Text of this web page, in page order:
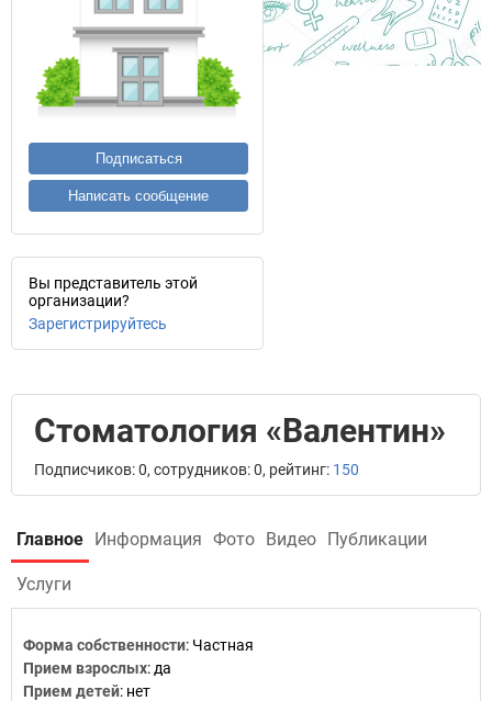
Подписаться
Написать сообщение
Вы представитель этой
организации?
Зарегистрируйтесь
Стоматология «Валентин»
Подписчиков: 0, сотрудников: 0, рейтинг: 150
Главное Информация Фото Видео Публикации
Услуги
Форма собственности: Частная
Прием взрослых: да
Прием детей: нет